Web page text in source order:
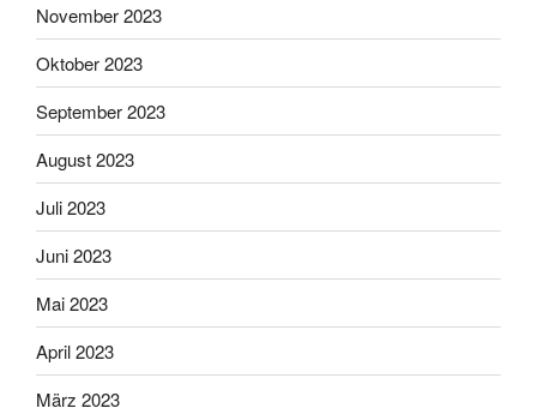
November 2023
Oktober 2023
September 2023
August 2023
Juli 2023
Juni 2023
Mai 2023
April 2023
März 2023